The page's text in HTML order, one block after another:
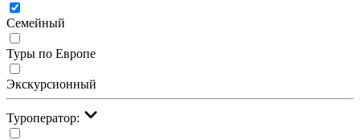
Семейный
Туры по Европе
Экскурсионный
Туроператор: